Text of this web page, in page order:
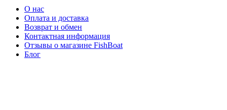
О нас
Оплата и доставка
Возврат и обмен
Контактная информация
Отзывы о магазине FishBoat
Блог